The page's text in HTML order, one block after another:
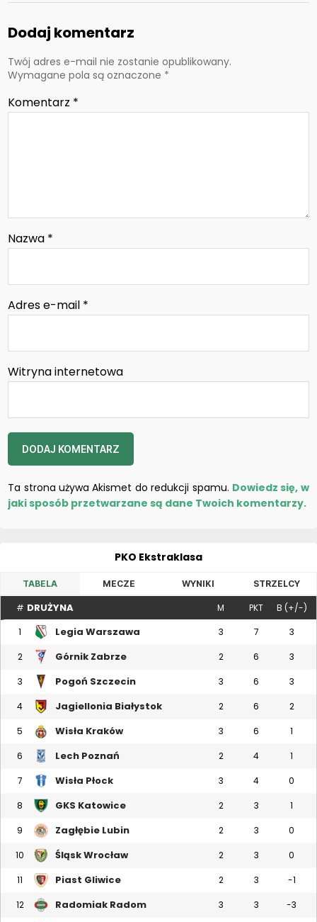
Dodaj komentarz
Twój adres e-mail nie zostanie opublikowany.
Wymagane pola są oznaczone *
Komentarz *
Nazwa *
Adres e-mail *
Witryna internetowa
Ta strona używa Akismet do redukcji spamu. Dowiedz się, w
jaki sposób przetwarzane są dane Twoich komentarzy.
PKO Ekstraklasa
TABELA MECZE WYNIKI STRZELCY
# DRUŻYNA M PKT B (+/-)
1 Legia Warszawa 3 7 3
2 Górnik Zabrze 2 6 3
3 Pogoń Szczecin 3 6 3
4 Jagiellonia Białystok 2 6 2
5 Wisła Kraków 3 6 1
6 Lech Poznań 2 4 1
7 Wisła Płock 3 4 0
8 GKS Katowice 2 3 1
9 Zagłębie Lubin 2 3 0
10 Śląsk Wrocław 2 3 0
11 Piast Gliwice 2 3 -1
12 Radomiak Radom 3 3 -3